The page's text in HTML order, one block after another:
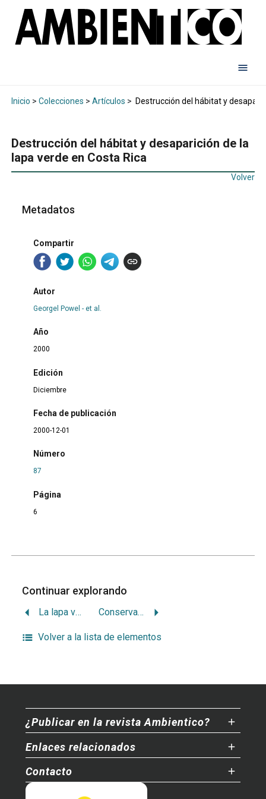
Inicio > Colecciones > Artículos > Destrucción del hábitat y
Destrucción del hábitat y desaparición de la
lapa verde en Costa Rica
Volver
Metadatos
Compartir
Autor
Georgel Powel - et al.
Año
2000
Edición
Diciembre
Fecha de publicación
2000-12-01
Número
87
Página
6
Continuar explorando
La lapa verde a un paso de su extinción Conservación de la lapa y desarrollo social mediante participación ciudadana
Volver a la lista de elementos
¿Publicar en la revista Ambientico?
Enlaces relacionados
Contacto